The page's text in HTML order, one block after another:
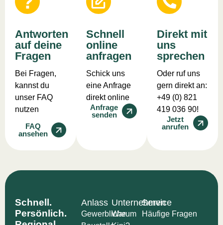
Antworten
auf deine
Fragen
Bei Fragen,
kannst du
unser FAQ
nutzen
FAQ
ansehen
Schnell
online
anfragen
Schick uns
eine Anfrage
direkt online
Anfrage
senden
Direkt mit
uns
sprechen
Oder ruf uns
gern direkt an:
+49 (0) 821
419 036 90!
Jetzt
anrufen
Schnell.
Persönlich.
Anlass
Gewerbliche
Unternehmen
Warum
Service
Häufige Fragen